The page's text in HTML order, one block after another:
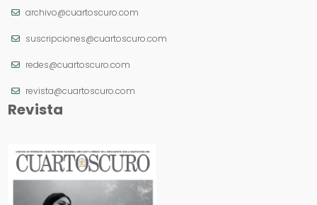
archivo@cuartoscuro.com
suscripciones@cuartoscuro.com
redes@cuartoscuro.com
revista@cuartoscuro.com
Revista